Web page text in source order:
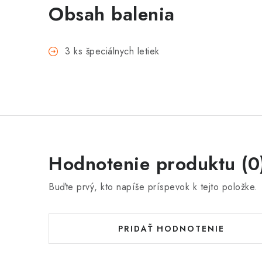
Obsah balenia
3 ks špeciálnych letiek
Hodnotenie produktu
Buďte prvý, kto napíše príspevok k tejto položke.
PRIDAŤ HODNOTENIE